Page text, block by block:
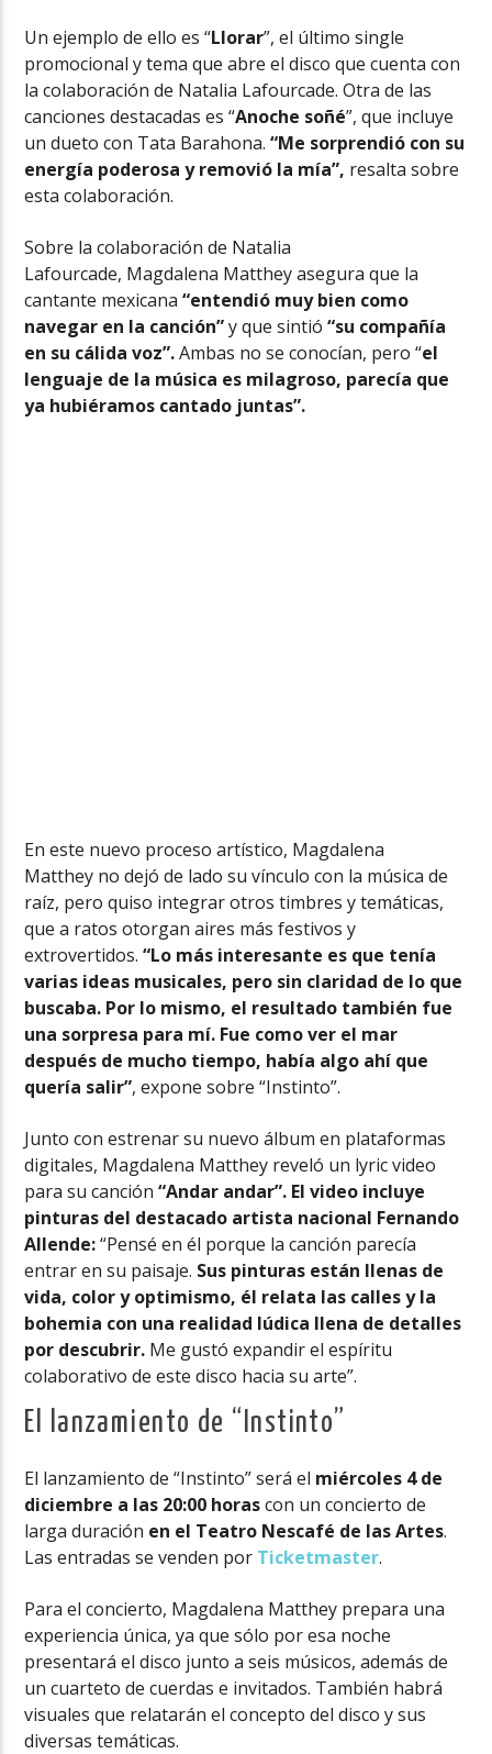
Un ejemplo de ello es “Llorar”, el último single
promocional y tema que abre el disco que cuenta con
la colaboración de Natalia Lafourcade. Otra de las
canciones destacadas es “Anoche soñé”, que incluye
un dueto con Tata Barahona.“Me sorprendió con su
energía poderosa y removió la mía”, resalta sobre
esta colaboración.
Sobre la colaboración de Natalia
Lafourcade, Magdalena Matthey asegura que la
cantante mexicana“entendió muy bien como
navegar en la canción”y que sintió“su compañía
en su cálida voz”.Ambas no se conocían, pero “el
lenguaje de la música es milagroso, parecía que
ya hubiéramos cantado juntas”.
En este nuevo proceso artístico, Magdalena
Matthey no dejó de lado su vínculo con la música de
raíz, pero quiso integrar otros timbres y temáticas,
que a ratos otorgan aires más festivos y
extrovertidos.“Lo más interesante es que tenía
varias ideas musicales, pero sin claridad de lo que
buscaba. Por lo mismo, el resultado también fue
una sorpresa para mí. Fue como ver el mar
después de mucho tiempo, había algo ahí que
quería salir”, expone sobre “Instinto”.
Junto con estrenar su nuevo álbum en plataformas
digitales, Magdalena Matthey reveló un lyric video
para su canción“Andar andar”. El video incluye
pinturas del destacado artista nacional Fernando
Allende:“Pensé en él porque la canción parecía
entrar en su paisaje. Sus pinturas están llenas de
vida, color y optimismo, él relata las calles y la
bohemia con una realidad lúdica llena de detalles
por descubrir. Me gustó expandir el espíritu
colaborativo de este disco hacia su arte”.
El lanzamiento de “Instinto”
El lanzamiento de “Instinto” será el miércoles 4 de
diciembre a las 20:00 horascon un concierto de
larga duración en el Teatro Nescafé de las Artes.
Las entradas se venden por Ticketmaster.
Para el concierto, Magdalena Matthey prepara una
experiencia única, ya que sólo por esa noche
presentará el disco junto a seis músicos, además de
un cuarteto de cuerdas e invitados. También habrá
visuales que relatarán el concepto del disco y sus
diversas temáticas.